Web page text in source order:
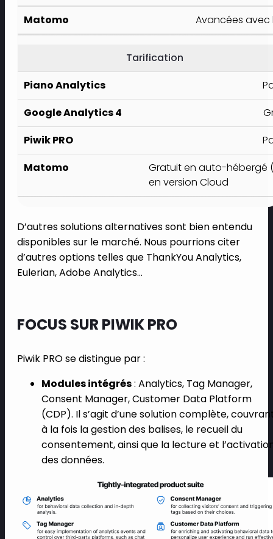
Avancées
Tarification
Gratuit en auto-hébergé
en version Cloud
D’autres solutions alternatives sont bien entendu
disponibles sur le marché. Nous pourrions citer
d’autres options telles que ThankYou Analytics,
Eulerian, Adobe Analytics…
FOCUS SUR PIWIK PRO
Piwik PRO se distingue par :
Modules intégrés: Analytics, Tag Manager,
Consent Manager, Customer Data Platform
(CDP). Il s’agit d’une solution complète,
à la fois la gestion des balises, le recueil du
consentement, ainsi que la lecture et
des données.